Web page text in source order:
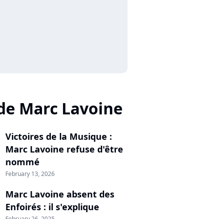
Marc Lavoine
Victoires de la Musique :
Marc Lavoine refuse d'être
nommé
February 13, 2026
Marc Lavoine absent des
Enfoirés : il s'explique